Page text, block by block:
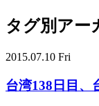
タグ別アー
2015.07.10 Fri
台湾138日目、